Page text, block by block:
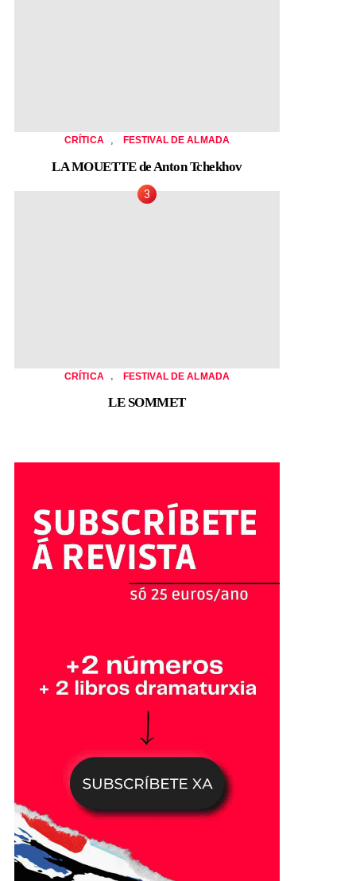
CRÍTICA FESTIVAL DE ALMADA
LA MOUETTE de Anton Tchekhov
CRÍTICA FESTIVAL DE ALMADA
LE SOMMET